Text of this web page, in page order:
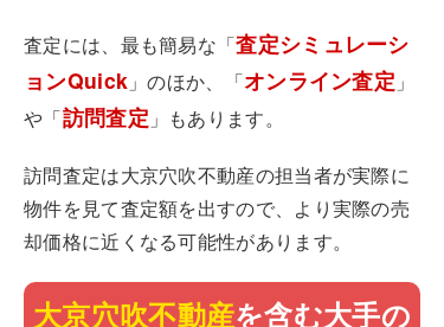
査定には、最も簡易な「査定シミュレーシ
ョンQuick 」のほか、「オンライン査定 」
や「訪問査定 」もあります。
訪問査定は大京穴吹不動産の担当者が実際に
物件を見て査定額を出すので、より実際の売
却価格に近くなる可能性があります。
大京穴吹不動産を含む大手の